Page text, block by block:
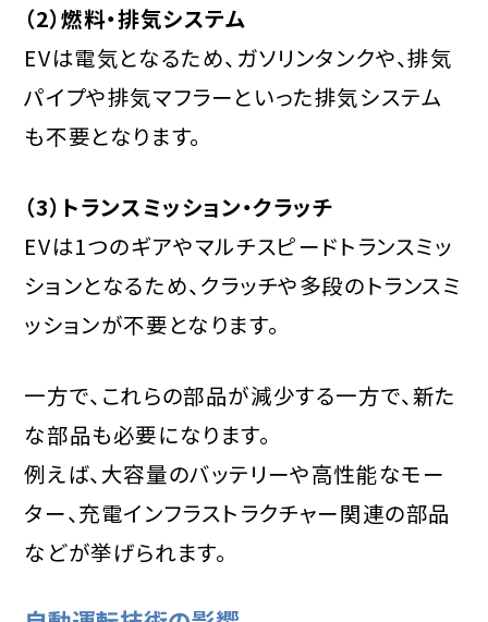
（2）燃料・排気システム
EVは電気となるため、ガソリンタンクや、排気
パイプや排気マフラーといった排気システム
も不要となります。
（3）トランスミッション・クラッチ
EVは1つのギアやマルチスピードトランスミッ
ションとなるため、クラッチや多段のトランスミ
ッションが不要となります。
一方で、これらの部品が減少する一方で、新た
な部品も必要になります。
例えば、大容量のバッテリーや高性能なモー
ター、充電インフラストラクチャー関連の部品
などが挙げられます。